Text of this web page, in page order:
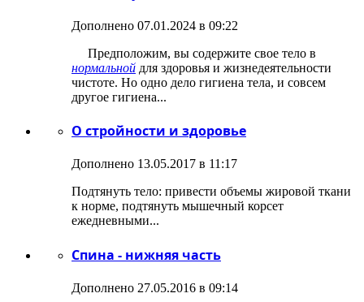
Дополнено 07.01.2024 в 09:22
Предположим, вы содержите свое тело в
нормальной для здоровья и жизнедеятельности
чистоте. Но одно дело гигиена тела, и совсем
другое гигиена...
О стройности и здоровье
Дополнено 13.05.2017 в 11:17
Подтянуть тело: привести объемы жировой ткани
к норме, подтянуть мышечный корсет
ежедневными...
Спина - нижняя часть
Дополнено 27.05.2016 в 09:14